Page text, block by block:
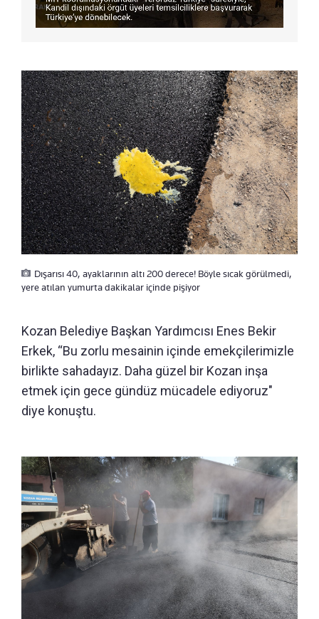
Dışarısı 40, ayaklarının altı 200 derece! Böyle sıcak görülmedi,
yere atılan yumurta dakikalar içinde pişiyor
Kozan Belediye Başkan Yardımcısı Enes Bekir
Erkek, “Bu zorlu mesainin içinde emekçilerimizle
birlikte sahadayız. Daha güzel bir Kozan inşa
etmek için gece gündüz mücadele ediyoruz"
diye konuştu.